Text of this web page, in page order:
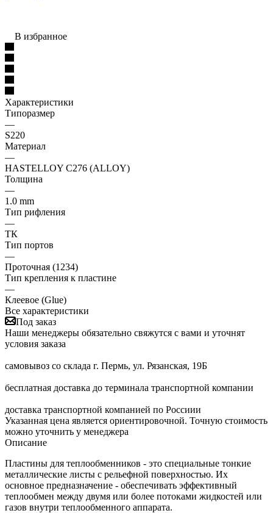
В избранное
Характеристики
Типоразмер
—
S220
Материал
—
HASTELLOY C276 (ALLOY)
Толщина
—
1.0 mm
Тип рифления
—
ТК
Тип портов
—
Проточная (1234)
Тип крепления к пластине
—
Клеевое (Glue)
Все характеристики
Под заказ
Наши менеджеры обязательно свяжутся с вами и уточнят
условия заказа
самовывоз со склада г. Пермь, ул. Рязанская, 19Б
бесплатная доставка до терминала транспортной компании
доставка транспортной компанией по Россиии
Указанная цена является ориентировочной. Точную стоимость
можно уточнить у менеджера
Описание
Пластины для теплообменников - это специальные тонкие
металлические листы с рельефной поверхностью. Их
основное предназначение - обеспечивать эффективный
теплообмен между двумя или более потоками жидкостей или
газов внутри теплообменного аппарата.